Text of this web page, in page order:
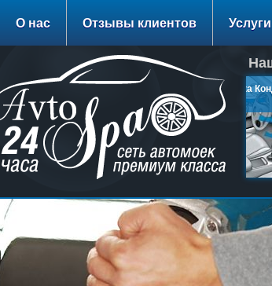
О нас Отзывы клиентов Услуги
Заправка